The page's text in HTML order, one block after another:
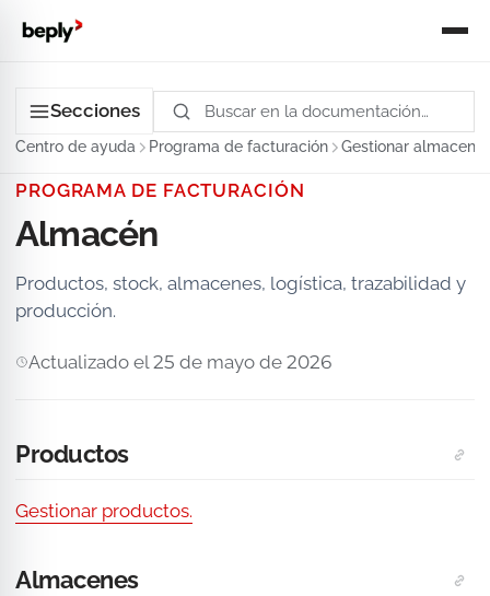
Secciones
Centro de ayuda Programa de facturación Gestionar
PROGRAMA DE FACTURACIÓN
Almacén
Productos, stock, almacenes, logística, trazabilidad y
producción.
Actualizado el 25 de mayo de 2026
Productos
Gestionar productos.
Almacenes